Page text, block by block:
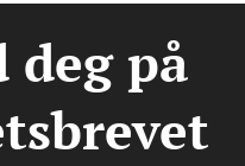
deg på